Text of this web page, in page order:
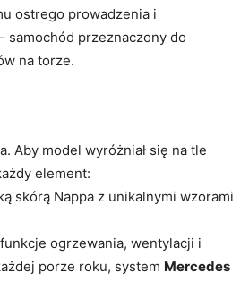
ostrego prowadzenia i
samochód przeznaczony do
na torze.
Aby model wyróżniał się na tle
element:
skórą Nappa z unikalnymi wzorami
ogrzewania, wentylacji i
porze roku, system Mercedes